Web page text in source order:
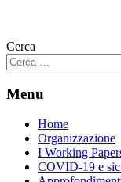
Cerca
Menu
Home
Organizzazione
I Working
COVID-19 e